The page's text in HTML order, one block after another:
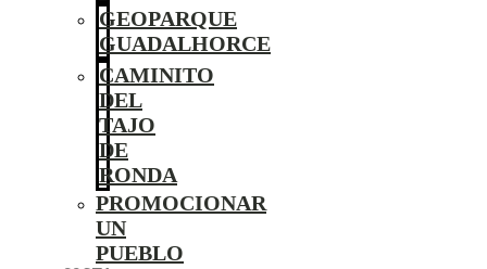
GEOPARQUE
GUADALHORCE
CAMINITO
DEL
TAJO
DE
RONDA
PROMOCIONAR
UN
PUEBLO